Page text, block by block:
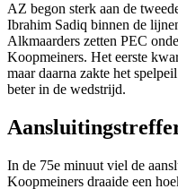
AZ begon sterk aan de
Ibrahim Sadiq binnen de
Alkmaarders zetten PEC
Koopmeiners. Het eerste
maar daarna zakte het
beter in de wedstrijd.
In de 75e minuut viel de
Koopmeiners draaide een